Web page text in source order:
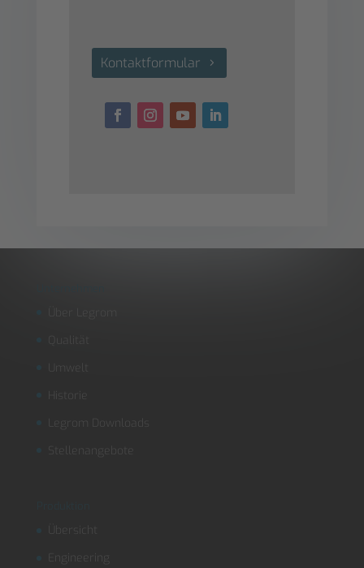
Kontaktformular
Umwelt
Historie
Legrom Downloads
Stellenangebote
Übersicht
Engineering